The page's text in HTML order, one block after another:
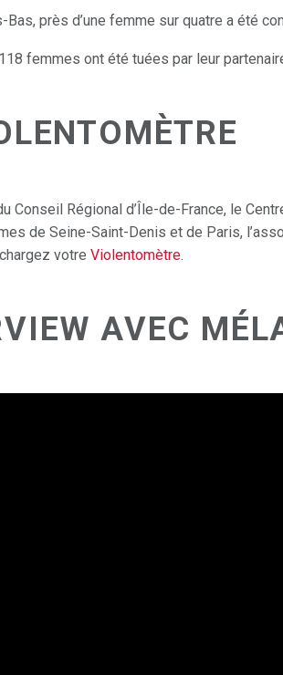
Bas, près d’une femme sur quatre a été
femmes ont été tuées par leur
Conseil Régional d’Île-de-France, le
de Seine-Saint-Denis et de Paris,
votre Violentomètre.
AVEC